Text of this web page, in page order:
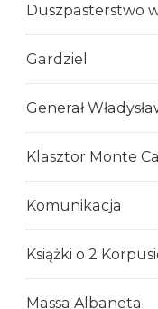
Duszpasterstwo
Gardziel
Generał
Klasztor Monte
Komunikacja
Książki o 2
Massa Albaneta